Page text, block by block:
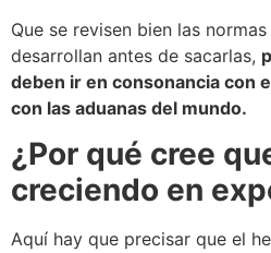
Que se revisen bien las
desarrollan antes de sacarlas,
deben ir en consonancia con
con las aduanas del mundo.
¿Por qué cree
creciendo en
Aquí hay que precisar que el